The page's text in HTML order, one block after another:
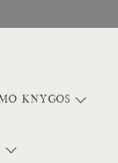
KNYGOS